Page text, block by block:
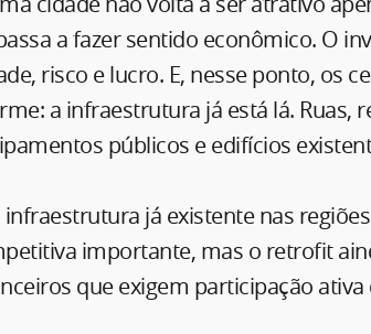
a fazer sentido econômico. O
risco e lucro. E, nesse ponto, os
a infraestrutura já está lá. Ruas,
públicos e edifícios
infraestrutura já existente nas
importante, mas o retrofit
que exigem participação